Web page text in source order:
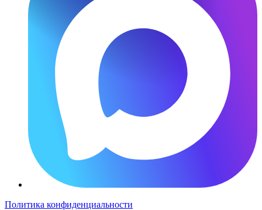
Политика конфиденциальности